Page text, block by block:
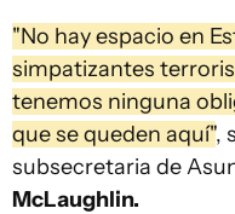
"No hay espacio en
simpatizantes
tenemos ninguna
que se queden aquí",
subsecretaria de
McLaughlin.